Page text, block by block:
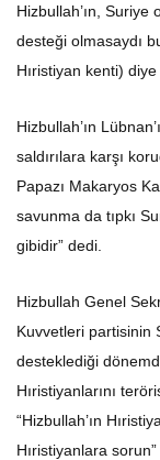
Hizbullah’ın,
desteği olmasaydı
Hıristiyan kenti)
Hizbullah’ın
saldırılara karşı
Papazı Makaryos
savunma da tıpkı
gibidir” dedi.
Hizbullah Genel
Kuvvetleri partisinin
desteklediği
Hıristiyanlarını
“Hizbullah’ın
Hıristiyanlara sorun”